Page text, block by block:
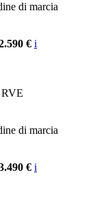
di marcia
€ i
di marcia
€ i